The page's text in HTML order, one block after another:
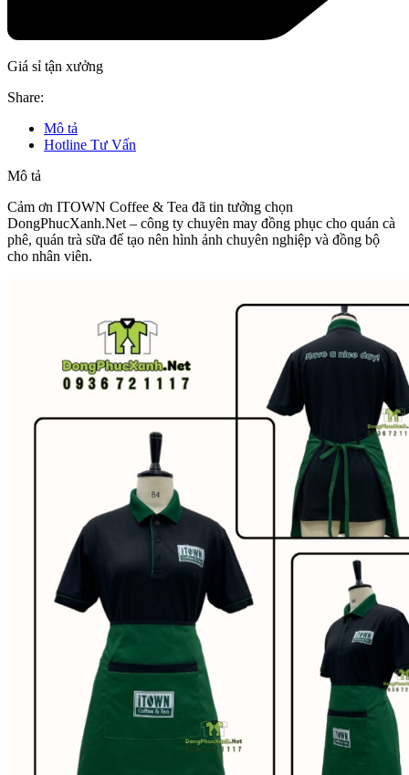
Giá sỉ tận xưởng
Share:
Mô tả
Hotline Tư Vấn
Mô tả
Cảm ơn ITOWN Coffee & Tea đã tin tưởng chọn
DongPhucXanh.Net – công ty chuyên may đồng phục cho quán cà
phê, quán trà sữa để tạo nên hình ảnh chuyên nghiệp và đồng bộ
cho nhân viên.